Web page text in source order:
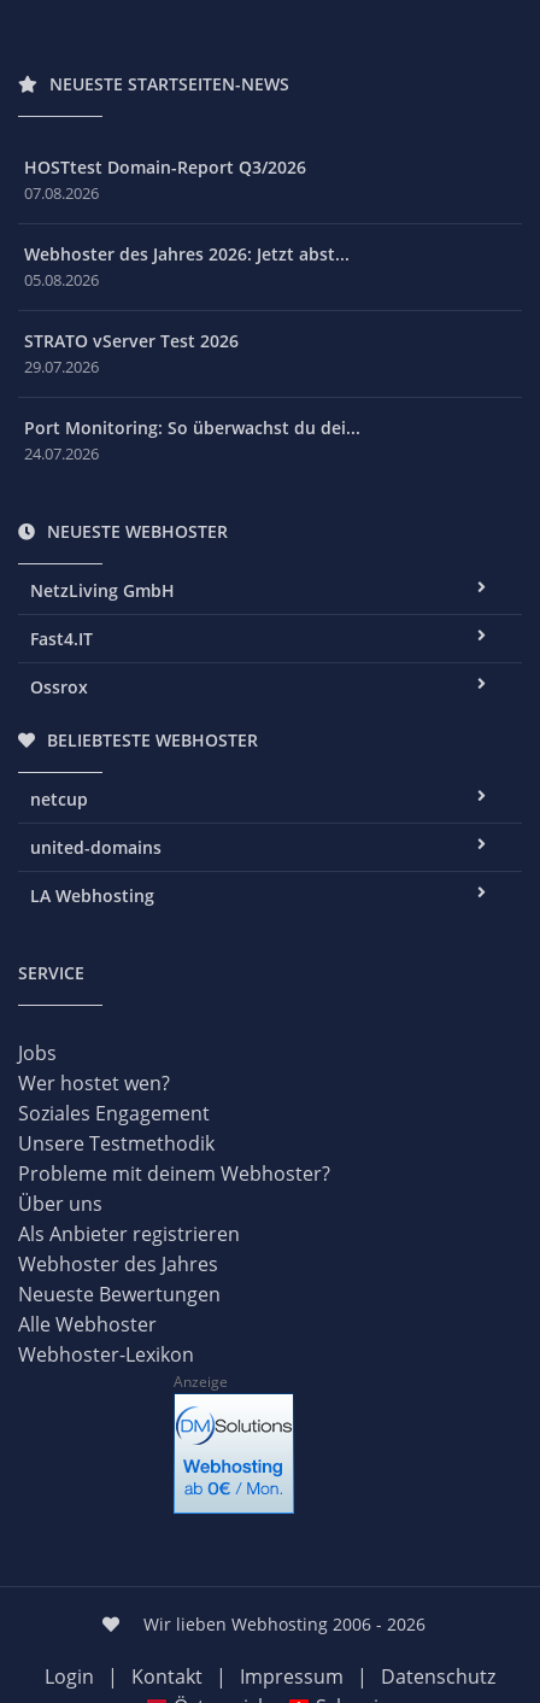
NEUESTE STARTSEITEN-NEWS
HOSTtest Domain-Report Q3/2026
07.08.2026
Webhoster des Jahres 2026: Jetzt abst...
05.08.2026
STRATO vServer Test 2026
29.07.2026
Port Monitoring: So überwachst du dei...
24.07.2026
NEUESTE WEBHOSTER
NetzLiving GmbH
Fast4.IT
Ossrox
BELIEBTESTE WEBHOSTER
netcup
united-domains
LA Webhosting
SERVICE
Jobs
Wer hostet wen?
Soziales Engagement
Unsere Testmethodik
Probleme mit deinem Webhoster?
Über uns
Als Anbieter registrieren
Webhoster des Jahres
Neueste Bewertungen
Alle Webhoster
Webhoster-Lexikon
Anzeige
Wir lieben Webhosting 2006 - 2026
Login | Kontakt | Impressum |
Datenschutz